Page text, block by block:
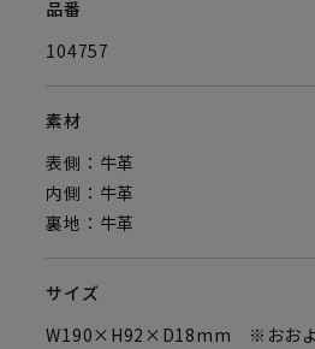
品番
104757
素材
表側：牛革
内側：牛革
裏地：牛革
サイズ
W190×H92×D18mm ※おおよ